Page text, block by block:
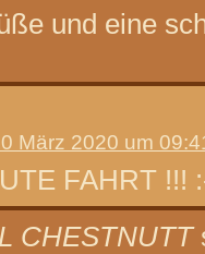
und eine
März 2020 um
FAHRT !!!
CHESTNUTT